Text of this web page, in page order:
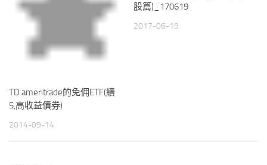
TD ameritrade的免佣ETF(續
5,高收益債券)
2014-09-14
股篇)_170619
2017-06-19